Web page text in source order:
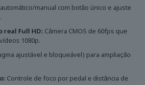
manual com botão único e ajuste
real Full HD: Câmera CMOS de 60fps que
1080p.
ajustável e bloqueável) para ampliação
Controle de foco por pedal e distância de